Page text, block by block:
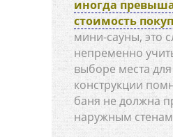
иногда
стоимость
мини-сауны, это
непременно
выборе места для
конструкции
баня не должна
наружным